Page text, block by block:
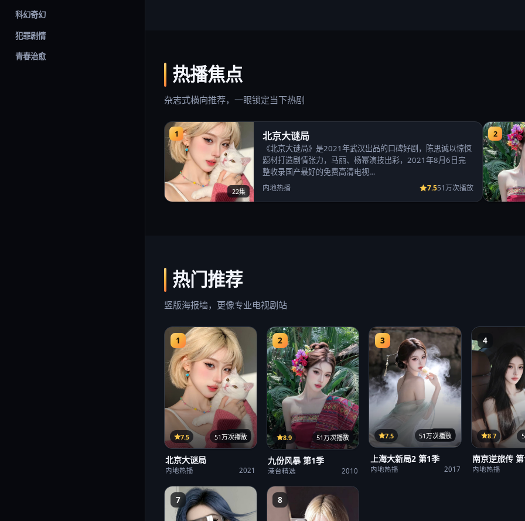
科幻奇幻
犯罪剧情
青春治愈
热播焦点
杂志式横向推荐，一眼锁定当下热剧
1
22集
北京大谜局
《北京大谜局》是2021年武汉出品的口碑好剧，陈思诚以惊悚
题材打造剧情张力，马丽、杨幂演技出彩，2021年8月6日完
整收录国产最好的免费高清电视…
内地热播 7.551万次播放
2
热门推荐
竖版海报墙，更像专业电视剧站
1
22集
7.5 51万次播放
北京大谜局
内地热播 2021
2
15集
8.9 51万次播放
九份风暴 第1季
港台精选 2010
3
14集
7.5 51万次播放
上海大新局2 第1季
内地热播 2017
4
8.7
南京逆旅传
内地热播
7 8